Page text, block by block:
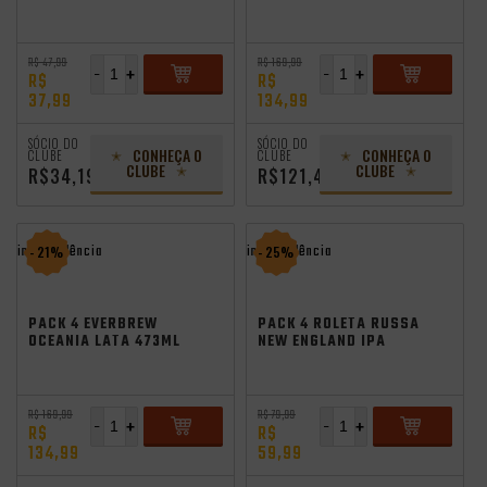
R$ 47,99
R$
37,99
+
-
SÓCIO DO
CLUBE
R$34,19
CONHEÇA O
CLUBE
R$ 169,99
R$
134,99
+
-
SÓCIO DO
CLUBE
R$121,49
CONHEÇA O
CLUBE
independência
- 21%
PACK 4 EVERBREW
OCEANIA LATA 473ML
R$ 169,99
R$
134,99
+
-
independência
- 25%
PACK 4 ROLETA RUSSA
NEW ENGLAND IPA
R$ 79,99
R$
59,99
+
-